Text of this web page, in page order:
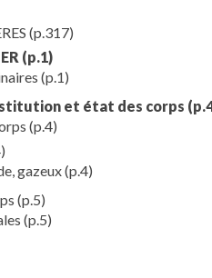
(p.317)
(p.1)
(p.1)
et état des corps
(p.4)
gazeux(p.4)
(p.5)
(p.5)